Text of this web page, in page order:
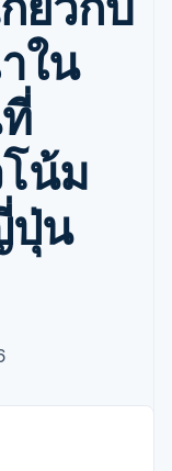
เบิกจ่าย
ให้กับ
บุคคลที่
สาม
เงินสำ
ใน
น้ม
ปุ่น